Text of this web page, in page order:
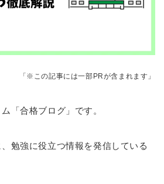
「※この記事には一部PRが含まれます」
「合格ブログ」です。
勉強に役立つ情報を発信している